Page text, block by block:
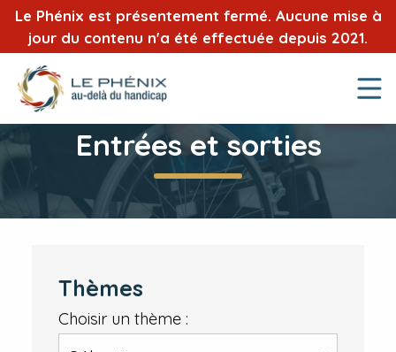
Le Phénix est présentement fermé. Aucune mise à
jour du contenu n'a été effectuée depuis 2021.
Entrées et sorties
Thèmes
Choisir un thème :